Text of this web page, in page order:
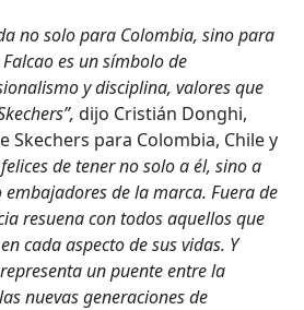
no solo para Colombia, sino para
es un símbolo de
y disciplina, valores que
dijo Cristián Donghi,
Skechers para Colombia, Chile y
de tener no solo a él, sino a
de la marca. Fuera de
resuena con todos aquellos que
cada aspecto de sus vidas. Y
un puente entre la
nuevas generaciones de